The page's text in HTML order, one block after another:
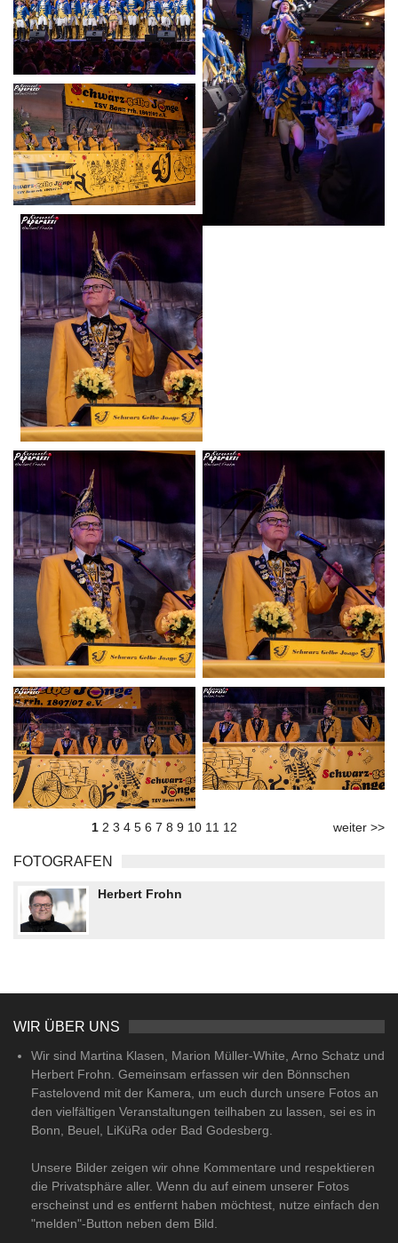
1 2 3 4 5 6 7 8 9 10 11 12 weiter >>
FOTOGRAFEN
Herbert Frohn
WIR ÜBER UNS
Wir sind Martina Klasen, Marion Müller-White, Arno Schatz und
Herbert Frohn. Gemeinsam erfassen wir den Bönnschen
Fastelovend mit der Kamera, um euch durch unsere Fotos an
den vielfältigen Veranstaltungen teilhaben zu lassen, sei es in
Bonn, Beuel, LiKüRa oder Bad Godesberg.
Unsere Bilder zeigen wir ohne Kommentare und respektieren
die Privatsphäre aller. Wenn du auf einem unserer Fotos
erscheinst und es entfernt haben möchtest, nutze einfach den
"melden"-Button neben dem Bild.